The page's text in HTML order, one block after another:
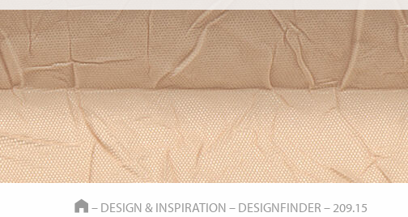
HOME
– DESIGN & INSPIRATION – DESIGNFINDER –209.15